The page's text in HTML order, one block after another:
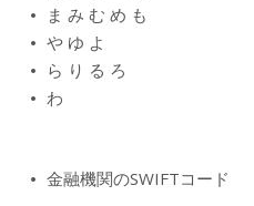
ま み む め も
や ゆ よ
ら り る ろ
わ
金融機関のSWIFTコード